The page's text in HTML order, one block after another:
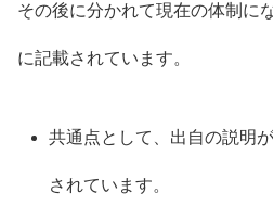
その後に分かれて現在の体制に
に記載されています。
共通点として、出自の説明
されています。